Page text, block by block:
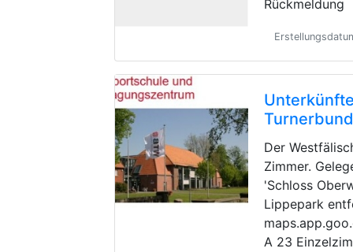
Rückmeldung
Der
Zimmer.
'Schloss
Lippepark
A 23